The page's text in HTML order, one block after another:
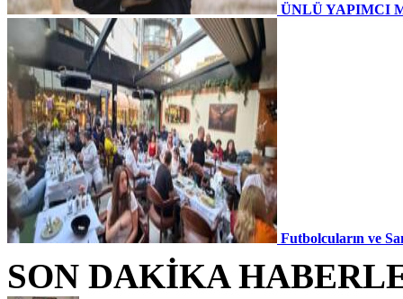
ÜNLÜ YAPIMCI
Futbolcuların ve
SON DAKİKA